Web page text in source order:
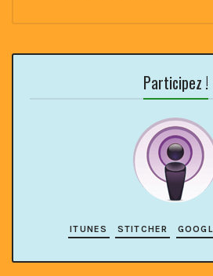
Participez !
ITUNES STITCHER